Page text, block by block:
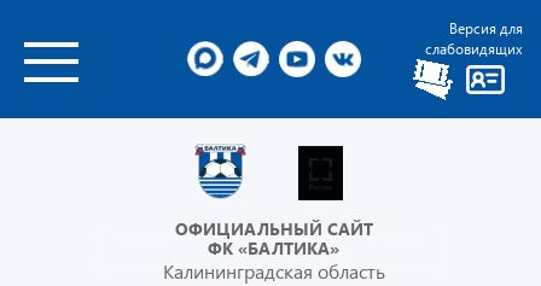
Версия для
слабовидящих
ОФИЦИАЛЬНЫЙ САЙТ
ФК «БАЛТИКА»
Калининградская область